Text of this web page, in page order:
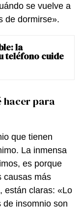
se vuelve a
de dormirse».
la
teléfono cuide
hacer para
que tienen
La inmensa
es porque
causas más
están claras: «Lo
de insomnio son